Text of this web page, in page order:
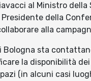
al Ministro
Presidente della
alla
Bologna sta
la disponibilità
(in alcuni casi